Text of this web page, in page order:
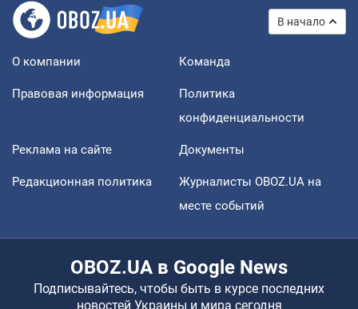
В начало
О компании Команда
Правовая информация
Политика
конфиденциальности
Реклама на сайте Документы
Редакционная политика
Журналисты OBOZ.UA на
месте событий
OBOZ.UA в Google News
Подписывайтесь, чтобы быть в курсе последних
новостей Украины и мира сегодня